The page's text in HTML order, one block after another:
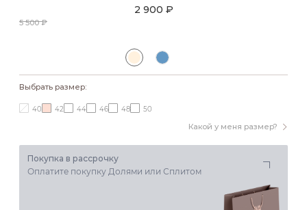
2 900 ₽
5 500 ₽
Выбрать размер:
Какой у меня размер?
40 42 44 46 48 50
Покупка в рассрочку
Оплатите покупку Долями или Сплитом